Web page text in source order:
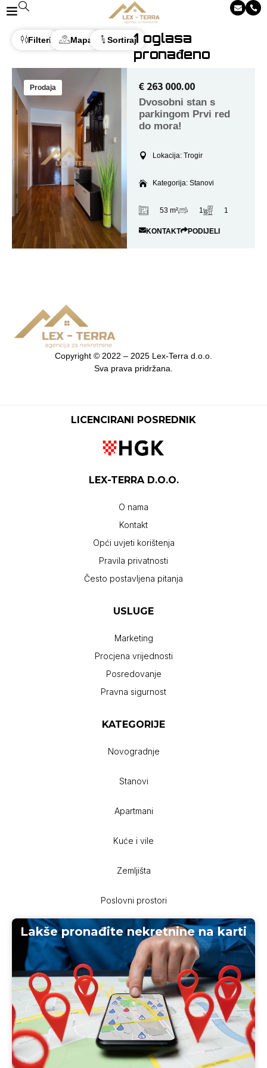
Filteri Mapa Sortiraj1 oglasa
pronađeno
Prodaja € 263 000.00
Dvosobni stan s
parkingom Prvi red
do mora!
Lokacija: Trogir
Kategorija: Stanovi
53 m² 1 1
KONTAKT PODIJELI
Copyright © 2022 – 2025 Lex-Terra d.o.o.
Sva prava pridržana.
LICENCIRANI POSREDNIK
LEX-TERRA D.O.O.
O nama
Kontakt
Opći uvjeti korištenja
Pravila privatnosti
Često postavljena pitanja
USLUGE
Marketing
Procjena vrijednosti
Posredovanje
Pravna sigurnost
KATEGORIJE
Novogradnje
Stanovi
Apartmani
Kuće i vile
Zemljišta
Poslovni prostori
Lakše pronađite nekretnine na karti